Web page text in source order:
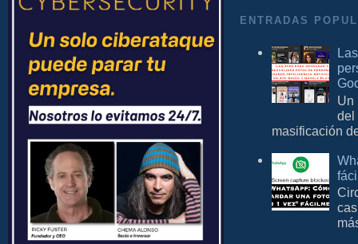
ENTRADAS
Un
del
masificación